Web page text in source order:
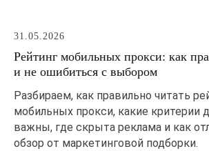
31.05.2026
Рейтинг мобильных прокси: как
и не ошибиться с выбором
Разбираем, как правильно читать
мобильных прокси, какие критерии
важны, где скрыта реклама и как
обзор от маркетинговой подборки.